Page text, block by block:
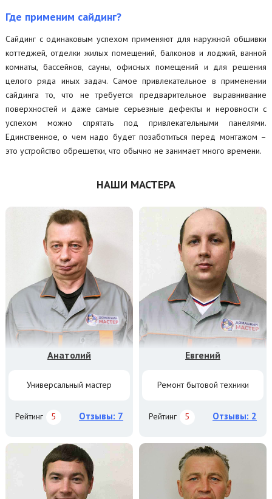
Где применим сайдинг?
Сайдинг с одинаковым успехом применяют для наружной обшивки
коттеджей, отделки жилых помещений, балконов и лоджий, ванной
комнаты, бассейнов, сауны, офисных помещений и для решения
целого ряда иных задач. Самое привлекательное в применении
сайдинга то, что не требуется предварительное выравнивание
поверхностей и даже самые серьезные дефекты и неровности с
успехом можно спрятать под привлекательными панелями.
Единственное, о чем надо будет позаботиться перед монтажом –
это устройство обрешетки, что обычно не занимает много времени.
НАШИ МАСТЕРА
Анатолий
Универсальный мастер
Рейтинг 5 Отзывы: 7
Евгений
Ремонт бытовой техники
Рейтинг 5 Отзывы: 2